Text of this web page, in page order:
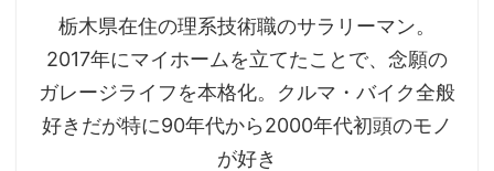
栃木県在住の理系技術職のサラリーマン。
2017年にマイホームを立てたことで、念願の
ガレージライフを本格化。クルマ・バイク全般
好きだが特に90年代から2000年代初頭のモノ
が好き